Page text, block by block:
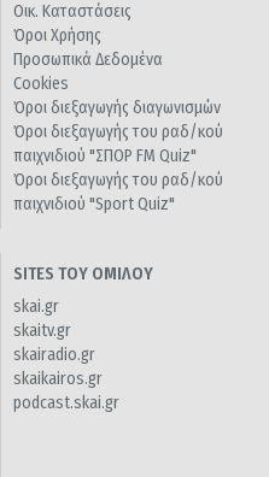
Οικ. Καταστάσεις
Όροι Χρήσης
Προσωπικά Δεδομένα
Cookies
Όροι διεξαγωγής διαγωνισμών
Όροι διεξαγωγής του ραδ/κού
παιχνιδιού "ΣΠΟΡ FM Quiz"
Όροι διεξαγωγής του ραδ/κού
παιχνιδιού "Sport Quiz"
SITES ΤΟΥ ΟΜΙΛΟΥ
skai.gr
skaitv.gr
skairadio.gr
skaikairos.gr
podcast.skai.gr